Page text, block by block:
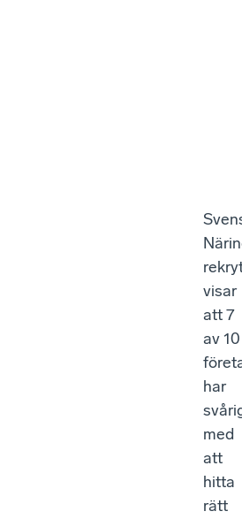
visar
att 7
av 10
har
med
att
hitta
rätt